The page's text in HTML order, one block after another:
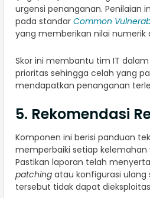
urgensi penanganan. Penilaian
pada standar Common
yang memberikan nilai numerik
Skor ini membantu tim IT
prioritas sehingga celah yang
mendapatkan penanganan
5. Rekomendasi
Komponen ini berisi panduan
memperbaiki setiap kelemahan
Pastikan laporan telah
patching atau konfigurasi
tersebut tidak dapat